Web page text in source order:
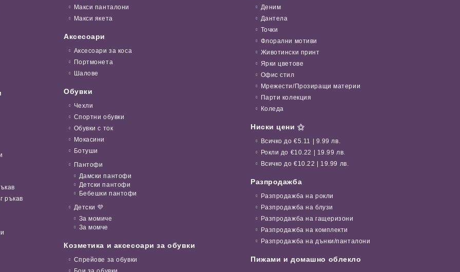
ръкав
Макси панталони
Макси якета
Аксесоари
Аксесоари за коса
Портмонета
Шалове
Обувки
Чехли
Спортни обувки
Обувки с ток
Мокасини
Ботуши
Пантофи
Дамски пантофи
Детски пантофи
Бебешки пантофи
Детски 💜
За момиче
За момче
Козметика и аксесоари за обувки
Спрейове за обувки
Деним
Дантела
Точки
Флорални мотиви
Животински принт
Ярки цветове
Офис стил
Мрежести/Прозиращи материи
Парти колекция
Коледа
Ниски цени ⚝
Всичко до €5.11 | 9.99 лв.
Рокли до €10.22 | 19.99 лв.
Всичко до €10.22 | 19.99 лв.
Разпродажба
Разпродажба на рокли
Разпродажба на блузи
Разпродажба на гащеризони
Разпродажба на комплекти
Разпродажба на дънки/панталони
Пижами и домашно облекло